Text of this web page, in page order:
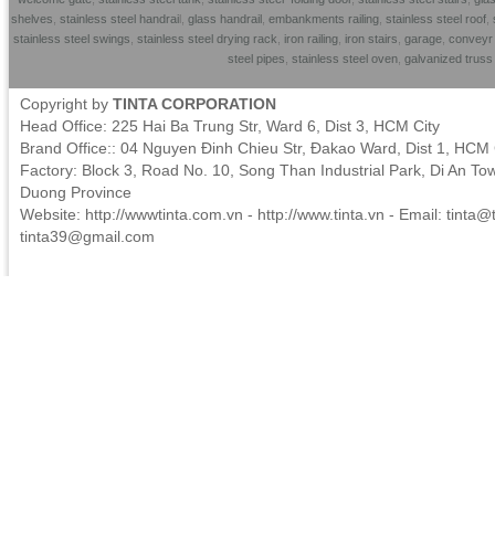
shelves stainless steel handrail, glass handrail, embankments railing, stainless steel roof,
stainless steel swings stainless steel drying rack iron railing iron stairs garage conveyr
steel pipes stainless steel oven galvanized
Copyright by TINTA CORPORATION
Head Office: 225 Hai Ba Trung Str, Ward 6, Dist 3, HCM City
Brand Office:: 04 Nguyen Đinh Chieu Str, Đakao Ward, Dist 1, HCM
Factory: Block 3, Road No. 10, Song Than Industrial Park, Di An
Duong Province
Website: http://wwwtinta.com.vn - http://www.tinta.vn - Email:
tinta39@gmail.com